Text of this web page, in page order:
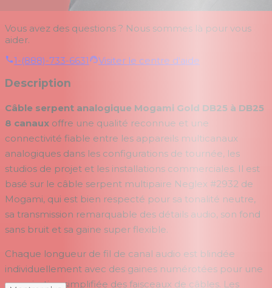
Vous avez des questions ? Nous sommes là pour vous
aider.
1-(888)-733-6631
Visiter le centre d'aide
Description
Câble serpent analogique Mogami Gold DB25 à DB25
8 canaux offre une qualité reconnue et une
connectivité fiable entre les appareils multicanaux
analogiques dans les configurations de tournée, les
studios de projet et les installations commerciales. Il est
basé sur le câble serpent multipaire Neglex #2932 de
Mogami, qui est bien respecté pour sa tonalité neutre,
sa transmission remarquable des détails audio, son fond
sans bruit et sa gaine super flexible.
Chaque longueur de fil de canal audio est blindée
individuellement avec des gaines numérotées pour une
organisation simplifiée des faisceaux de câbles. Les